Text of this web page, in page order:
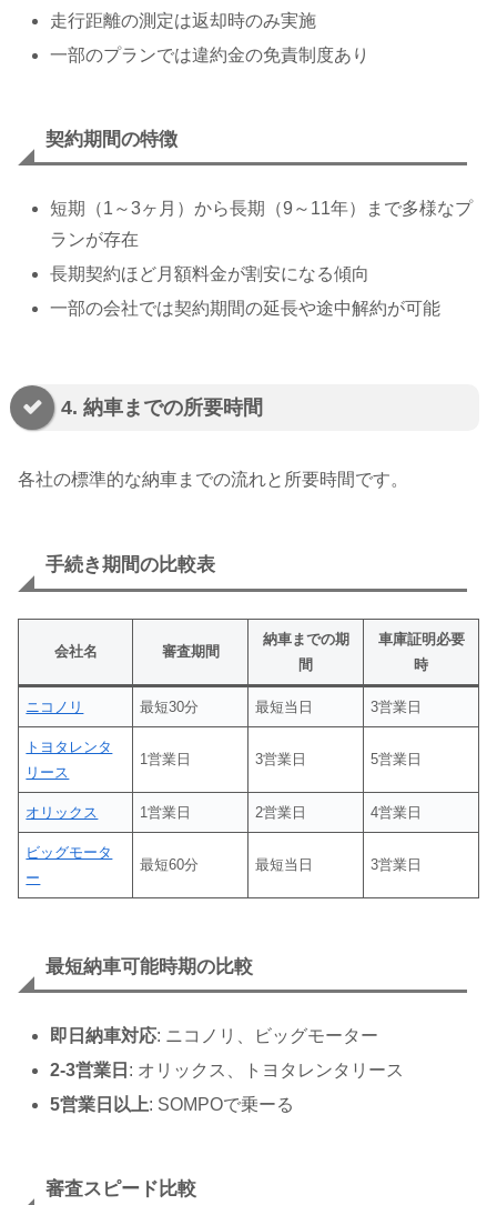
走行距離の測定は返却時のみ実施
一部のプランでは違約金の免責制度あり
契約期間の特徴
短期（1～3ヶ月）から長期（9～11年）まで多様なプ
ランが存在
長期契約ほど月額料金が割安になる傾向
一部の会社では契約期間の延長や途中解約が可能
4. 納車までの所要時間
各社の標準的な納車までの流れと所要時間です。
手続き期間の比較表
会社名 審査期間
納車までの期
間
車庫証明必要
時
ニコノリ 最短30分 最短当日 3営業日
トヨタレンタ
リース
1営業日 3営業日 5営業日
オリックス 1営業日 2営業日 4営業日
ビッグモータ
ー
最短60分 最短当日 3営業日
最短納車可能時期の比較
即日納車対応: ニコノリ、ビッグモーター
2-3営業日 : オリックス、トヨタレンタリース
5営業日以上: SOMPOで乗ーる
審査スピード比較